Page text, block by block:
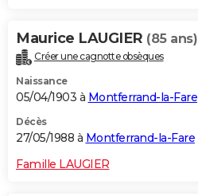
Maurice LAUGIER (85 ans)
Créer une cagnotte obsèques
Naissance
05/04/1903 à Montferrand-la-Fare
Décès
27/05/1988 à Montferrand-la-Fare
Famille LAUGIER